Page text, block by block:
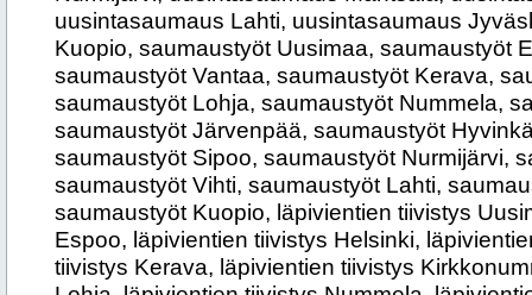
uusintasaumaus Lahti, uusintasaumaus
Kuopio, saumaustyöt Uusimaa, saumaustyöt
saumaustyöt Vantaa, saumaustyöt Kerava,
saumaustyöt Lohja, saumaustyöt Nummela,
saumaustyöt Järvenpää, saumaustyöt
saumaustyöt Sipoo, saumaustyöt Nurmijärvi,
saumaustyöt Vihti, saumaustyöt Lahti,
saumaustyöt Kuopio, läpivientien tiivistys
Espoo, läpivientien tiivistys Helsinki,
tiivistys Kerava, läpivientien tiivistys